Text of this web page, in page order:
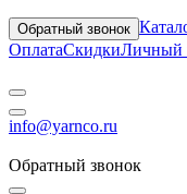
Обратный звонок
ОплатаСкидкиЛичный
info@yarnco.ru
Обратный звонок